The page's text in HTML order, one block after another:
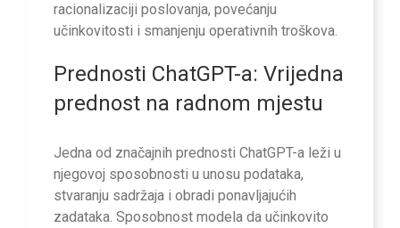
racionalizaciji poslovanja, povećanju
učinkovitosti i smanjenju operativnih troškova.
Prednosti ChatGPT-a: Vrijedna
prednost na radnom mjestu
Jedna od značajnih prednosti ChatGPT-a leži u
njegovoj sposobnosti u unosu podataka,
stvaranju sadržaja i obradi ponavljajućih
zadataka. Sposobnost modela da učinkovito